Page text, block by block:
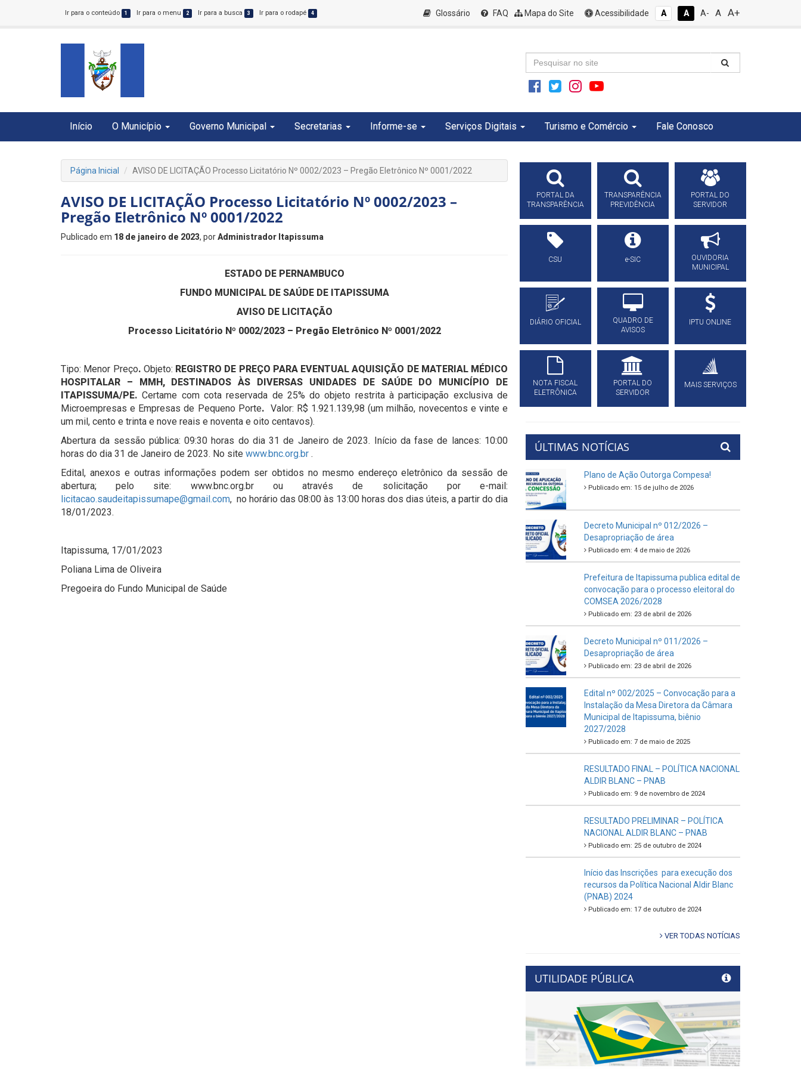
Ir para o conteúdo 1 Ir para o menu 2 Ir para a busca 3 Ir para o rodapé 4 Glossário FAQ Mapa do Site Acessibilidade A A A- A A+
Início O Município Governo Municipal Secretarias Informe-se Serviços Digitais Turismo e Comércio Fale Conosco
Página Inicial AVISO DE LICITAÇÃO Processo Licitatório Nº 0002/2023 – Pregão Eletrônico Nº 0001/2022
AVISO DE LICITAÇÃO Processo Licitatório Nº 0002/2023 –
Pregão Eletrônico Nº 0001/2022
Publicado em 18 de janeiro de 2023, porAdministrador Itapissuma
ESTADO DE PERNAMBUCO
FUNDO MUNICIPAL DE SAÚDE DE ITAPISSUMA
AVISO DE LICITAÇÃO
Processo Licitatório Nº 0002/2023 – Pregão Eletrônico Nº 0001/2022
Tipo: Menor Preço. Objeto: REGISTRO DE PREÇO PARA EVENTUAL AQUISIÇÃO DE MATERIAL MÉDICO
HOSPITALAR – MMH, DESTINADOS ÀS DIVERSAS UNIDADES DE SAÚDE DO MUNICÍPIO DE
ITAPISSUMA/PE.Certame com cota reservada de 25% do objeto restrita à participação exclusiva de
Microempresas e Empresas de Pequeno Porte. Valor: R$ 1.921.139,98 (um milhão, novecentos e vinte e
um mil, cento e trinta e nove reais e noventa e oito centavos).
Abertura da sessão pública: 09:30 horas do dia 31 de Janeiro de 2023. Início da fase de lances: 10:00
horas do dia 31 de Janeiro de 2023. No site www.bnc.org.br .
Edital, anexos e outras informações podem ser obtidos no mesmo endereço eletrônico da sessão de
abertura; pelo site: www.bnc.org.br ou através de solicitação por e-mail:
licitacao.saudeitapissumape@gmail.com, no horário das 08:00 às 13:00 horas dos dias úteis, a partir do dia
18/01/2023.
Itapissuma, 17/01/2023
Poliana Lima de Oliveira
Pregoeira do Fundo Municipal de Saúde
PORTAL DA
TRANSPARÊNCIA
TRANSPARÊNCIA
PREVIDÊNCIA
PORTAL DO
SERVIDOR
CSU e-SIC
OUVIDORIA
MUNICIPAL
DIÁRIO OFICIAL
QUADRO DE
AVISOS
IPTU ONLINE
NOTA FISCAL
ELETRÔNICA
PORTAL DO
SERVIDOR
MAIS SERVIÇOS
ÚLTIMAS NOTÍCIAS
Plano de Ação Outorga Compesa!
Publicado em: 15 de julho de 2026
Decreto Municipal nº 012/2026 –
Desapropriação de área
Publicado em: 4 de maio de 2026
Prefeitura de Itapissuma publica edital de
convocação para o processo eleitoral do
COMSEA 2026/2028
Publicado em: 23 de abril de 2026
Decreto Municipal nº 011/2026 –
Desapropriação de área
Publicado em: 23 de abril de 2026
Edital nº 002/2025 – Convocação para a
Instalação da Mesa Diretora da Câmara
Municipal de Itapissuma, biênio
2027/2028
Publicado em: 7 de maio de 2025
RESULTADO FINAL – POLÍTICA NACIONAL
ALDIR BLANC – PNAB
Publicado em: 9 de novembro de 2024
RESULTADO PRELIMINAR – POLÍTICA
NACIONAL ALDIR BLANC – PNAB
Publicado em: 25 de outubro de 2024
Início das Inscrições para execução dos
recursos da Política Nacional Aldir Blanc
(PNAB) 2024
Publicado em: 17 de outubro de 2024
VER TODAS NOTÍCIAS
UTILIDADE PÚBLICA
Previous Next